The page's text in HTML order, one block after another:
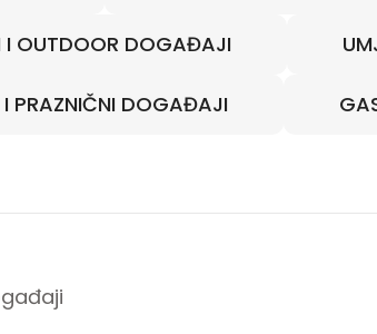
I OUTDOOR DOGAĐAJI
I PRAZNIČNI DOGAĐAJI